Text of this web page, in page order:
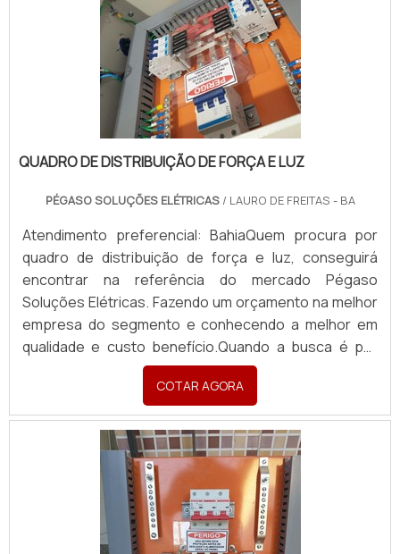
QUADRO DE DISTRIBUIÇÃO DE FORÇA E LUZ
PÉGASO SOLUÇÕES ELÉTRICAS / LAURO DE FREITAS - BA
Atendimento preferencial: BahiaQuem procura por
quadro de distribuição de força e luz, conseguirá
encontrar na referência do mercado Pégaso
Soluções Elétricas. Fazendo um orçamento na melhor
empresa do segmento e conhecendo a melhor em
qualidade e custo benefício.Quando a busca é por
quadro de distribuição de força e luz, com a Pégaso
Soluções Elétricas o cliente poderá contar ótima
qualidade com pagamento acessível.DETALHES
SOBRE QUADR...
COTAR AGORA